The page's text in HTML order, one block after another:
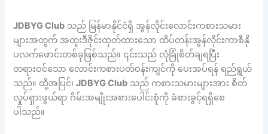
JDBYG Club သည် မြန်မာနိုင်ငံရှိ အွန်လိုင်းလောင်းကစားသမား
များအတွက် အထူးဒီဇိုင်းထုတ်ထားသော ထိပ်တန်းအွန်လိုင်းကာစီနို
ပလက်ဖောင်းတစ်ခုဖြစ်သည်။ ၎င်းသည် လုံခြုံစိတ်ချရပြီး
တရားဝင်သော လောင်းကစားပတ်ဝန်းကျင်ကို ပေးအပ်ရန် ရည်ရွယ်
သည်။ ထို့အပြင်၊JDBYG Club သည် ကစားသမားများအား စိတ်
လှုပ်ရှားဖွယ်ရာ ဂိမ်းအမျိုးအစားပေါင်းစုံကို ခံစားခွင့်ရရှိစေ
ပါသည်။